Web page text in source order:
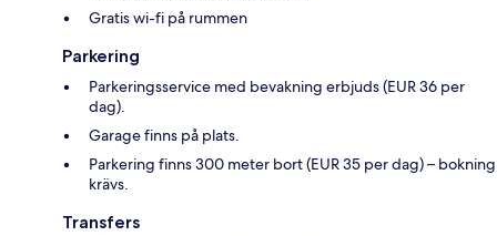
Gratis wi-fi på rummen
Parkering
Parkeringsservice med bevakning erbjuds (EUR 36 per
dag).
Garage finns på plats.
Parkering finns 300 meter bort (EUR 35 per dag) – bokning
krävs.
Transfers